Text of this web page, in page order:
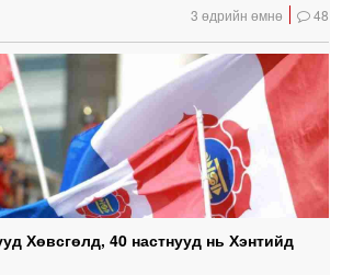
3 өдрийн өмнө 48
Хөвсгөлд, 40 настнууд нь Хэнтийд